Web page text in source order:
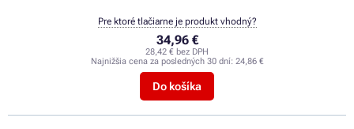
34,96 €
28,42 € bez DPH
Najnižšia cena za posledných 30 dní: 24,86 €
Do košíka
Pre ktoré tlačiarne je produkt vhodný?